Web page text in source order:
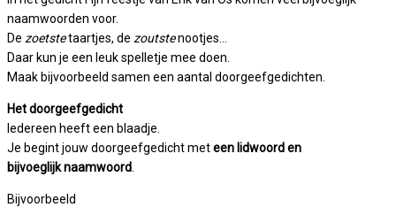
naamwoorden voor.
De zoetstetaartjes, de zoutstenootjes…
Daar kun je een leuk spelletje mee doen.
Maak bijvoorbeeld samen een aantal doorgeefgedichten.
Het doorgeefgedicht
Iedereen heeft een blaadje.
Je begint jouw doorgeefgedicht meteen lidwoord en
bijvoeglijk naamwoord.
Bijvoorbeeld